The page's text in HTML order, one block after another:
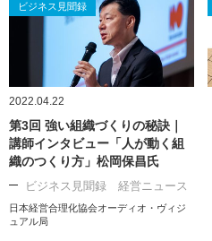
ビジネス見聞録
2022.04.22
第3回 強い組織づくりの秘訣｜
講師インタビュー「人が動く組
織のつくり方」松岡保昌氏
ビジネス見聞録 経営ニュース
日本経営合理化協会オーディオ・ヴィジ
ュアル局